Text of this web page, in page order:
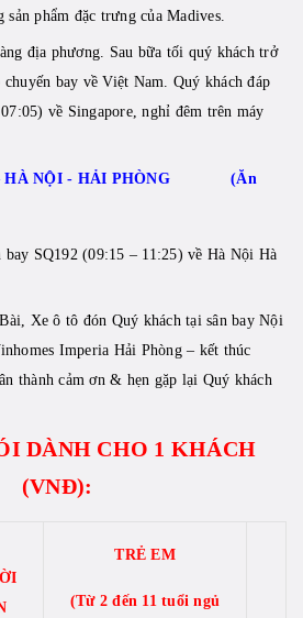
phẩm đặc trưng của Madives.
địa phương. Sau bữa tối quý khách trở
bay về Việt Nam. Quý khách đáp
về Singapore, nghỉ đêm trên máy
– HÀ NỘI - HẢI PHÒNG (Ăn
SQ192 (09:15 – 11:25) về Hà Nội Hà
Xe ô tô đón Quý khách tại sân bay Nội
Imperia Hải Phòng – kết thúc
thành cảm ơn & hẹn gặp lại Quý khách
DÀNH CHO 1 KHÁCH
(VNĐ):
TRẺ EM
(Từ 2 đến 11 tuổi ngủ